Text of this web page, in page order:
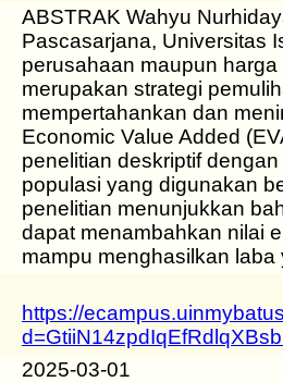
ABSTRAK Wahyu
Pascasarjana, Universitas
perusahaan maupun
merupakan strategi
mempertahankan dan
Economic Value Added
penelitian deskriptif
populasi yang digunakan
penelitian menunjukkan
dapat menambahkan nilai
mampu menghasilkan
https://
2025-03-01